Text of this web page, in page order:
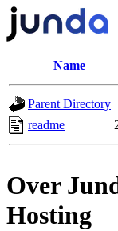
Name
Parent Directory
readme
Over
Hosting